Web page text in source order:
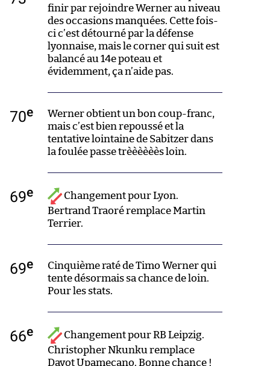
finir par rejoindre Werner au niveau
des occasions manquées. Cette fois-
ci c’est détourné par la défense
lyonnaise, mais le corner qui suit est
balancé au 14e poteau et
évidemment, ça n’aide pas.
70e
Werner obtient un bon coup-franc,
mais c’est bien repoussé et la
tentative lointaine de Sabitzer dans
la foulée passe trèèèèèès loin.
69e
Changement pour Lyon.
Bertrand Traoré remplace Martin
Terrier.
69e
Cinquième raté de Timo Werner qui
tente désormais sa chance de loin.
Pour les stats.
66e
Changement pour RB Leipzig.
Christopher Nkunku remplace
Dayot Upamecano. Bonne chance !